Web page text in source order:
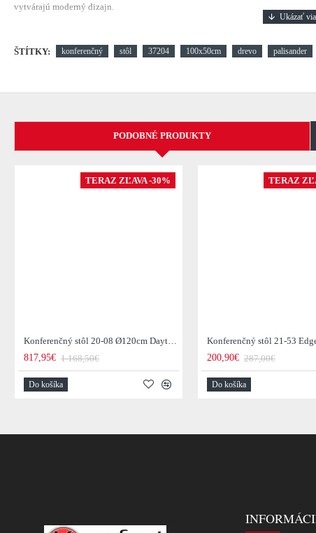
vytvárajú moderný dizajn.
ŠTÍTKY: konferenčný stôl 37204 100x50cm drevo palisander
PODOBNÉ PRODUKTY
TERAZ ZĽAVA -30%
Konferenčný stôl 20-08 Ø120cm Daytona Drevo Orech-Saja
817,95€ 1 168,50€
Do košíka
TERAZ
200,90€ 287,00€
Do košíka